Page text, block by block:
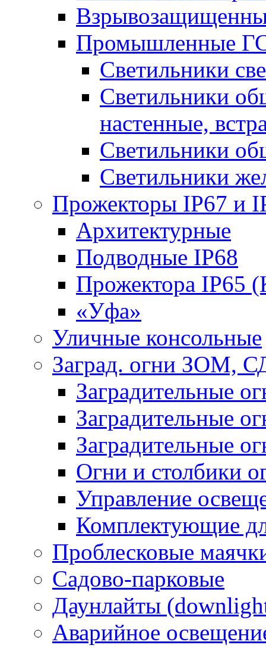
Промышленные
Светильники
Светильники
настенные,
Светильники
Светильники
Прожекторы IP67 и
Архитектурные
Подводные IP68
Прожектора IP65
«Уфа»
Уличные консольные
Заград. огни ЗОМ,
Заградительные
Заградительные
Заградительные
Огни и столбики
Управление
Комплектующие
Проблесковые
Садово-парковые
Даунлайты
Аварийное